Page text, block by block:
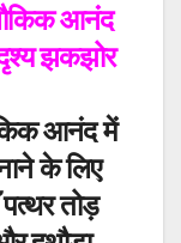
आनंद
झकझोर
आनंद में
के लिए
तोड़